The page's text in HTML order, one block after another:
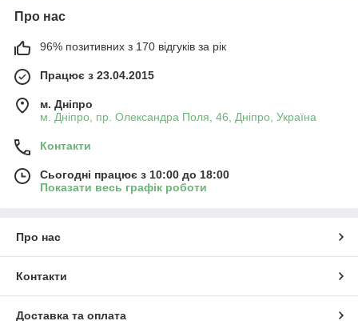
Про нас
96% позитивних з 170 відгуків за рік
Працює з 23.04.2015
м. Дніпро
м. Дніпро, пр. Олександра Поля, 46, Дніпро, Україна
Контакти
Сьогодні працює з 10:00 до 18:00
Показати весь графік роботи
Про нас
Контакти
Доставка та оплата